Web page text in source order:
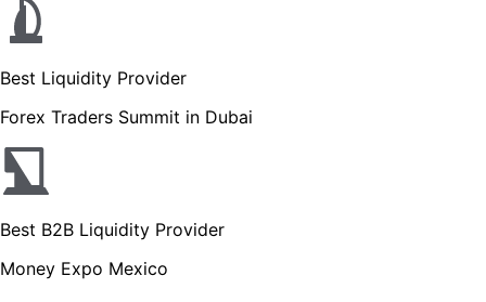
Best Liquidity Provider
Forex Traders Summit in Dubai
Best B2B Liquidity Provider
Money Expo Mexico